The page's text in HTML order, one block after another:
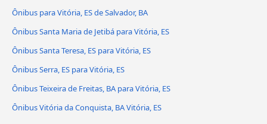
Ônibus para Vitória, ES de Salvador, BA
Ônibus Santa Maria de Jetibá para Vitória, ES
Ônibus Santa Teresa, ES para Vitória, ES
Ônibus Serra, ES para Vitória, ES
Ônibus Teixeira de Freitas, BA para Vitória, ES
Ônibus Vitória da Conquista, BA Vitória, ES